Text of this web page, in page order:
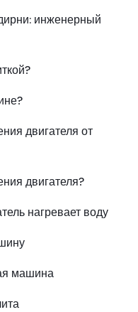
инженерный
двигателя от
двигателя?
нагревает воду
машина